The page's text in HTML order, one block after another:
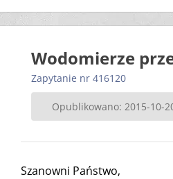
Wodomierze
Zapytanie nr 416120
Opublikowano: 2015-10-
Szanowni Państwo,